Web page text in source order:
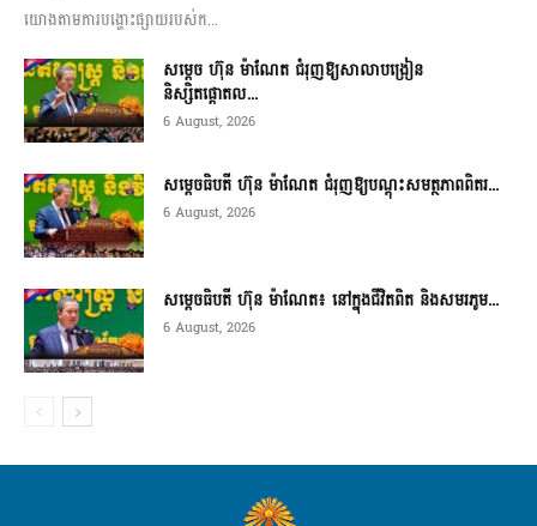
យោងតាមការបង្ហោះផ្សាយរបស់ក...
សម្តេច ហ៊ុន ម៉ាណែត ជំរុញឱ្យសាលាបង្រៀន
និស្សិតផ្តោតល...
6 August, 2026
សម្តេចធិបតី ហ៊ុន ម៉ាណែត ជំរុញឱ្យបណ្តុះសមត្ថភាពពិតរ...
6 August, 2026
សម្តេចធិបតី ហ៊ុន ម៉ាណែត៖ នៅក្នុងជីវិតពិត និងសមរភូម...
6 August, 2026